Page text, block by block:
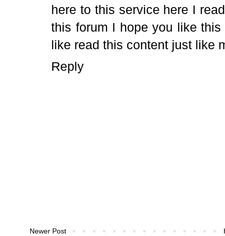
here to this service here I
this forum I hope you like
like read this content just like
Reply
Newer Post